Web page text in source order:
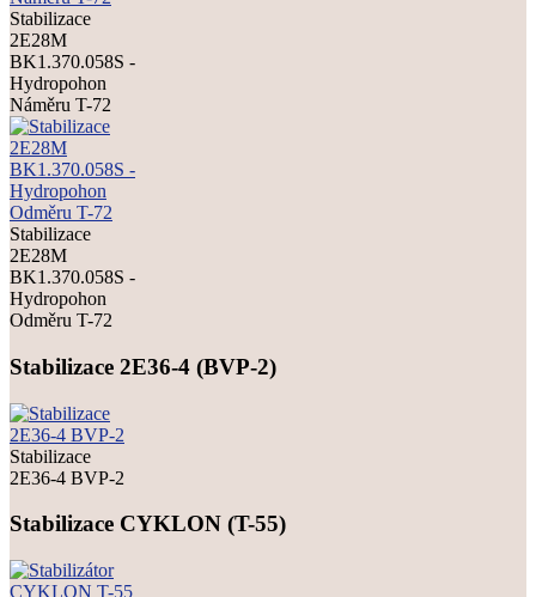
Stabilizace
2E28M
BK1.370.058S -
Hydropohon
Náměru T-72
Stabilizace
2E28M
BK1.370.058S -
Hydropohon
Odměru T-72
Stabilizace 2E36-4 (BVP-2)
Stabilizace
2E36-4 BVP-2
Stabilizace CYKLON (T-55)